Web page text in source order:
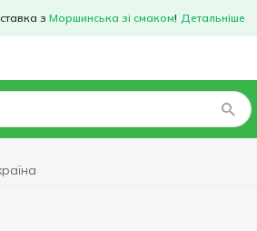
з Моршинська зі смаком! Детальніше